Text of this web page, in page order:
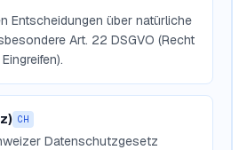
Entscheidungen über natürliche
Art. 22 DSGVO (Recht
CH
Datenschutzgesetz